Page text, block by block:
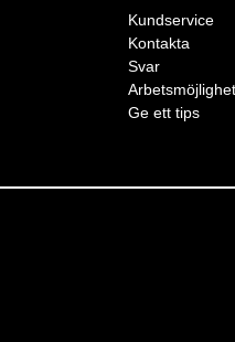
Kundservice
Kontakta
Svar
Ge ett tips